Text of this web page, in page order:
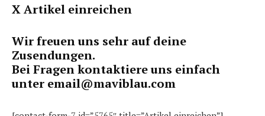
X Artikel einreichen
Wir freuen uns sehr auf deine
Zusendungen.
Bei Fragen kontaktiere uns einfach
unter email@maviblau.com